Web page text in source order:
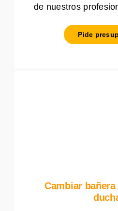
de nuestros
Pide
Cambiar